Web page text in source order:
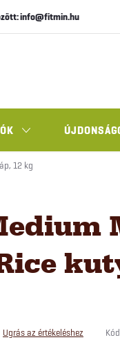
info@fitmin.hu
12 kg
Ugrás az értékeléshez